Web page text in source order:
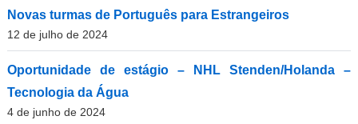
Novas turmas de Português para Estrangeiros
12 de julho de 2024
Oportunidade de estágio – NHL Stenden/Holanda –
Tecnologia da Água
4 de junho de 2024